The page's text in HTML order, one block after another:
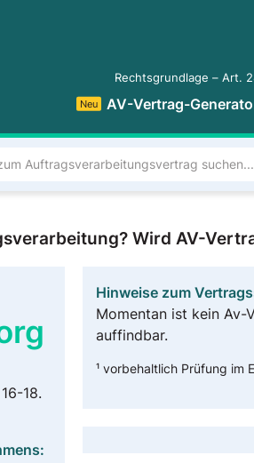
Rechtsgrundlage – Art.
Neu AV-Vertrag-
Wird AV-
18.
Hinweise zum
Momentan ist kein Av-
auffindbar.
¹ vorbehaltlich Prüfung im